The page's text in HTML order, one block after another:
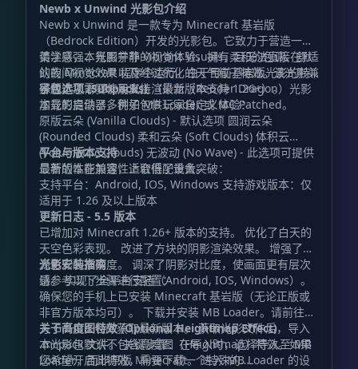
Newb x Unwind 光影包介绍
Newb x Unwind 是一款专为 Minecraft 基岩版
（Bedrock Edition）开发的光影包。它致力于营造一种
美学感强、氛围宁静的视觉体验，拥有柔和的色调、舒适
的夜间视觉效果以及经过优化的天气粒子特效。该光影兼
容版本 1.21.21 及以上（最新版本支持 1.26+）。
请注意，本光影并非 Vibrant Visuals，且无法直接在默
认的 Minecraft 程序中运行。由于目前基岩版光影的特
殊性，您需要使用支持渲染龙（Render Dragon）光影
加载的启动器，例如 MB Loader 或 MC Patched。
子包选项 (Subpacks)
本光影提供了多种子包供玩家自定义体验：
原版云朵 (Vanilla Clouds) - 默认选项 圆润云朵
(Rounded Clouds) 柔和云朵 (Soft Clouds) 体积云
(Volumetric Clouds) 无波动 (No Wave) - 此选项可提供
显著的性能加速，适合低配设备。
平台与版本支持
最新版本在兼容性上取得了重大突破：
支持平台：Android, IOS, Windows 支持游戏版本：仅
适用于 1.26 及以上版本
更新日志 - 5.5 版本
已增加对 Minecraft 1.26+ 版本的支持。 优化了白天的
天空色彩表现。 改进了方块的阴影渲染效果。 增强了光
源色彩的准确度。 调深了阴影对比度，使画面更有层次
感。 实现了全平台支持（Android, IOS, Windows）。
光影安装指南
请参考以下步骤进行配置：
确保您的手机上已安装 Minecraft 基岩版（无论正版或
非官方版本均可）。 下载并安装 MB Loader。请前往官
方 GitHub 仓库获取最新版本。 获取光影文件后，导入
.mcpack 文件。 关键步骤：在导入时，选择导入至 MB
Loader，而非原版 Minecraft。 进入 MB Loader 的设
关于高度图特效 (Optional Heightmap Effect)
本光影包默认不包含高度图（Heightmap）特效。如果
您希望开启此特效，需要下载一个特殊的